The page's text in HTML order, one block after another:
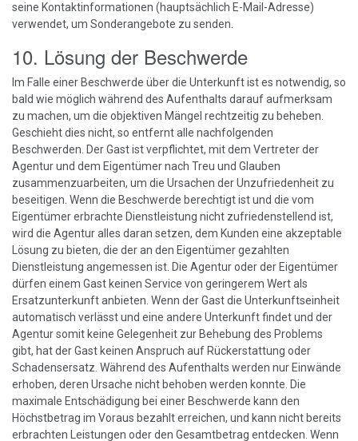
seine Kontaktinformationen (hauptsächlich E-Mail-Adresse)
verwendet, um Sonderangebote zu senden.
10. Lösung der Beschwerde
Im Falle einer Beschwerde über die Unterkunft ist es notwendig, so
bald wie möglich während des Aufenthalts darauf aufmerksam
zu machen, um die objektiven Mängel rechtzeitig zu beheben.
Geschieht dies nicht, so entfernt alle nachfolgenden
Beschwerden. Der Gast ist verpflichtet, mit dem Vertreter der
Agentur und dem Eigentümer nach Treu und Glauben
zusammenzuarbeiten, um die Ursachen der Unzufriedenheit zu
beseitigen. Wenn die Beschwerde berechtigt ist und die vom
Eigentümer erbrachte Dienstleistung nicht zufriedenstellend ist,
wird die Agentur alles daran setzen, dem Kunden eine akzeptable
Lösung zu bieten, die der an den Eigentümer gezahlten
Dienstleistung angemessen ist. Die Agentur oder der Eigentümer
dürfen einem Gast keinen Service von geringerem Wert als
Ersatzunterkunft anbieten. Wenn der Gast die Unterkunftseinheit
automatisch verlässt und eine andere Unterkunft findet und der
Agentur somit keine Gelegenheit zur Behebung des Problems
gibt, hat der Gast keinen Anspruch auf Rückerstattung oder
Schadensersatz. Während des Aufenthalts werden nur Einwände
erhoben, deren Ursache nicht behoben werden konnte. Die
maximale Entschädigung bei einer Beschwerde kann den
Höchstbetrag im Voraus bezahlt erreichen, und kann nicht bereits
erbrachten Leistungen oder den Gesamtbetrag entdecken. Wenn